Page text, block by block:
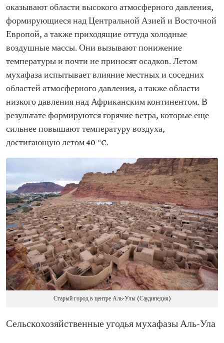
оказывают области высокого атмосферного давления,
формирующиеся над Центральной Азией и Восточной
Европой, а также приходящие оттуда холодные
воздушные массы. Они вызывают понижение
температуры и почти не приносят осадков. Летом
мухафаза испытывает влияние местных и соседних
областей атмосферного давления, а также области
низкого давления над Африканским континентом. В
результате формируются горячие ветра, которые еще
сильнее повышают температуру воздуха,
достигающую летом 40 °C.
Старый город в центре Аль-Улы (Саудипедия)
Сельскохозяйственные угодья мухафазы Аль-Ула